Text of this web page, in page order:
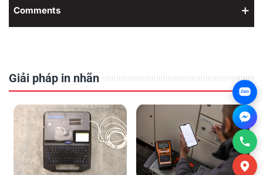
Comments
Giải pháp in nhãn
Zalo